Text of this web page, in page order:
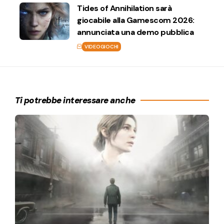
Tides of Annihilation sarà
giocabile alla Gamescom 2026:
annunciata una demo pubblica
VIDEOGIOCHI
Ti potrebbe interessare anche